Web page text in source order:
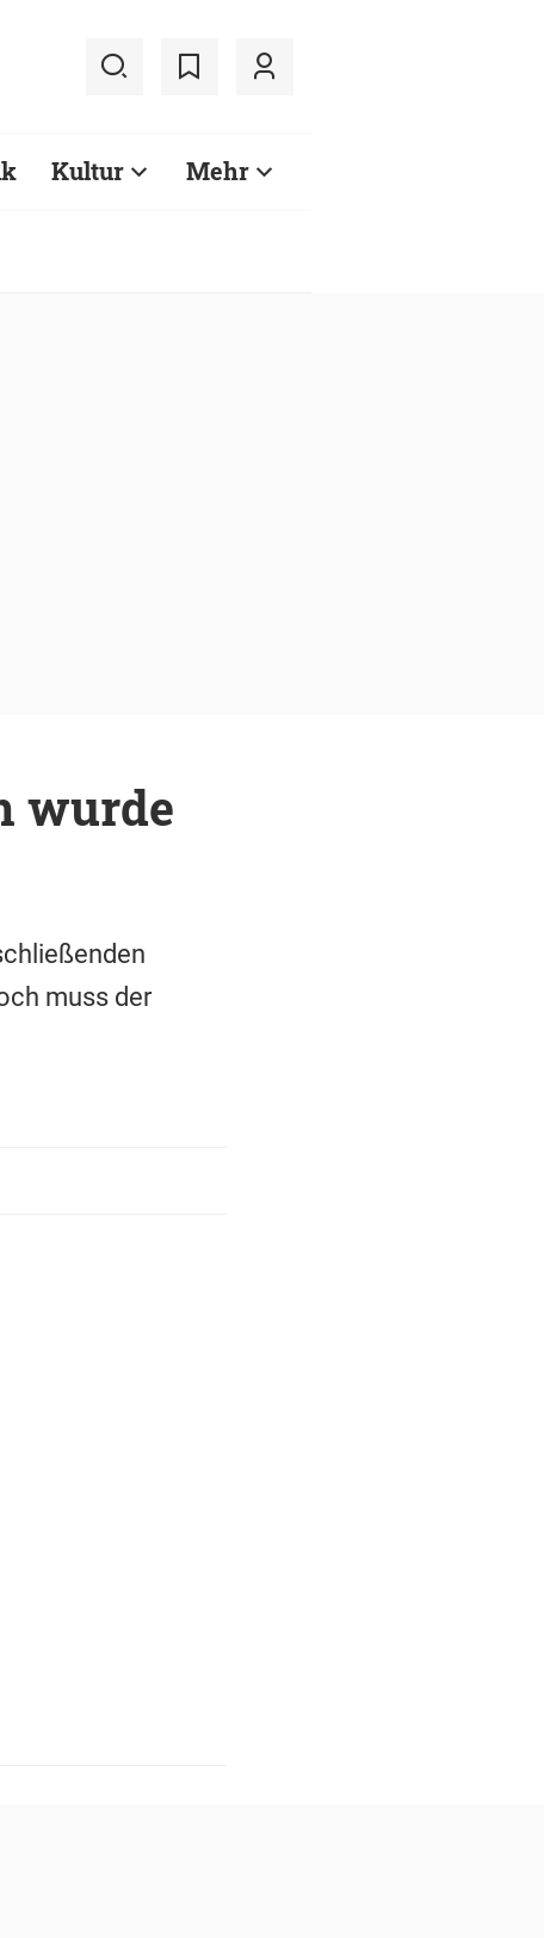
Kultur Mehr
wurde
muss der